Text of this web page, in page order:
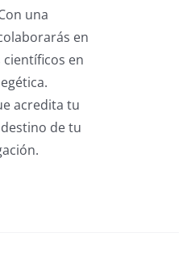
una
en
en
acredita tu
de tu